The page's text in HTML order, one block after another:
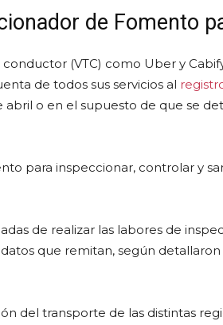
de Fomento
(VTC) como Uber y
de todos sus servicios al
o en el supuesto de que se
para inspeccionar, controlar y
de realizar las labores de
que remitan, según
del transporte de las distintas